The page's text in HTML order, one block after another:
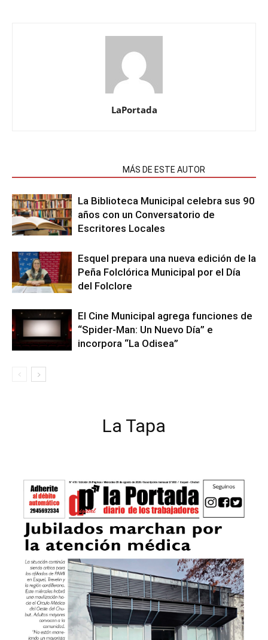
LaPortada
MÁS DE ESTE AUTOR
La Biblioteca Municipal celebra sus 90
años con un Conversatorio de
Escritores Locales
Esquel prepara una nueva edición de la
Peña Folclórica Municipal por el Día
del Folclore
El Cine Municipal agrega funciones de
“Spider-Man: Un Nuevo Día” e
incorpora “La Odisea”
La Tapa